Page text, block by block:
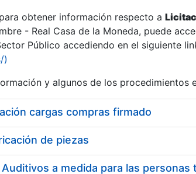
obtener información respecto a
- Real Casa de la Moneda, puede
Público accediendo en el siguiente
)
y algunos de los procedimientos
cargas compras firmado
de piezas